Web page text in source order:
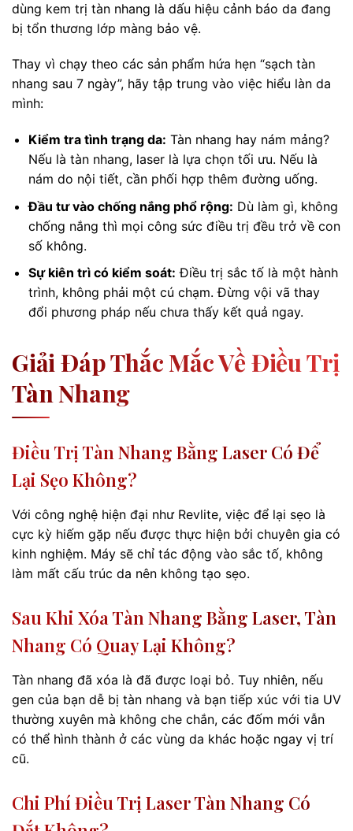
dùng kem trị tàn nhang là dấu hiệu cảnh báo da đang
bị tổn thương lớp màng bảo vệ.
Thay vì chạy theo các sản phẩm hứa hẹn “sạch tàn
nhang sau 7 ngày”, hãy tập trung vào việc hiểu làn da
mình:
Kiểm tra tình trạng da: Tàn nhang hay nám mảng?
Nếu là tàn nhang, laser là lựa chọn tối ưu. Nếu là
nám do nội tiết, cần phối hợp thêm đường uống.
Đầu tư vào chống nắng phổ rộng: Dù làm gì, không
chống nắng thì mọi công sức điều trị đều trở về con
số không.
Sự kiên trì có kiểm soát: Điều trị sắc tố là một hành
trình, không phải một cú chạm. Đừng vội vã thay
đổi phương pháp nếu chưa thấy kết quả ngay.
Giải Đáp Thắc Mắc Về Điều Trị
Tàn Nhang
Điều Trị Tàn Nhang Bằng Laser Có Để
Lại Sẹo Không?
Với công nghệ hiện đại như Revlite, việc để lại sẹo là
cực kỳ hiếm gặp nếu được thực hiện bởi chuyên gia có
kinh nghiệm. Máy sẽ chỉ tác động vào sắc tố, không
làm mất cấu trúc da nên không tạo sẹo.
Sau Khi Xóa Tàn Nhang Bằng Laser, Tàn
Nhang Có Quay Lại Không?
Tàn nhang đã xóa là đã được loại bỏ. Tuy nhiên, nếu
gen của bạn dễ bị tàn nhang và bạn tiếp xúc với tia UV
thường xuyên mà không che chắn, các đốm mới vẫn
có thể hình thành ở các vùng da khác hoặc ngay vị trí
cũ.
Chi Phí Điều Trị Laser Tàn Nhang Có